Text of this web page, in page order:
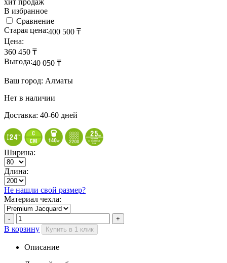
хит продаж
В избранное
Сравнение
Старая цена:400 500 ₸
Цена:
360 450 ₸
Выгода:40 050 ₸
Ваш город: Алматы
Нет в наличии
Доставка: 40-60 дней
Ширина:
Длина:
Не нашли свой размер?
Материал чехла:
В корзину Купить в 1 клик
Описание